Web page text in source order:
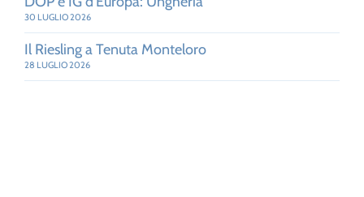
30 LUGLIO 2026
Il Riesling a Tenuta Monteloro
28 LUGLIO 2026